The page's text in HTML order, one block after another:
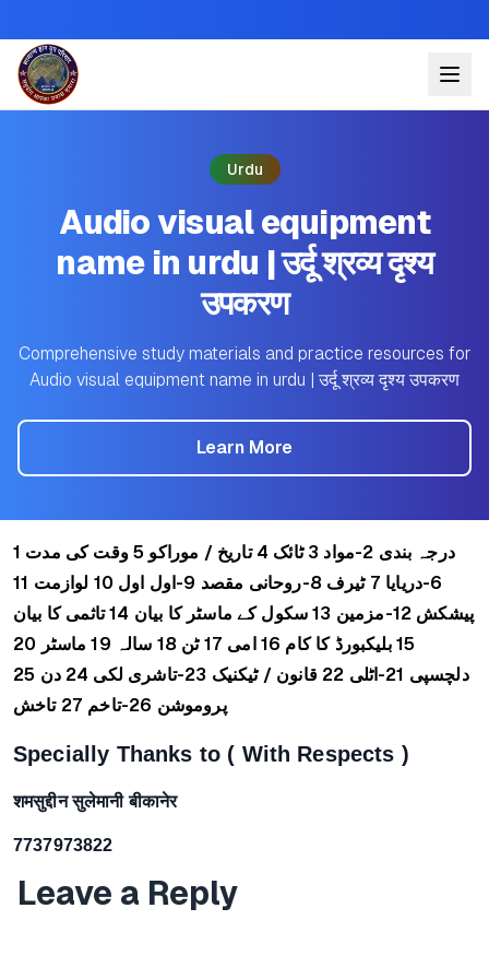
Urdu
Audio visual equipment
name in urdu | उर्दू श्रव्य दृश्य
उपकरण
Comprehensive study materials and practice resources for
Audio visual equipment name in urdu | उर्दू श्रव्य दृश्य उपकरण
Learn More
1 درجہ بندی 2-مواد 3 ٹائک 4 تاریخ / موراکو
5 وقت کی مدت
6-دریایا
7 ٹیرف 8-روحانی مقصد 9-اول اول 10 لوازمت
11
پیشکش 12-مزمین 13 سکول کے ماسٹر کا بیان
14 تاثمی کا بیان
15 بلیکبورڈ کا کام
16 امی 17 ٹن 18 سالہ 19 ماسٹر
20
دلچسپی 21-اٹلی 22 قانون / ٹیکنیک 23-تاشری لکی 24 دن
25
پروموشن 26-تاخم 27 تاخش
Specially Thanks to ( With Respects )
शमसुद्दीन सुलेमानी बीकानेर
7737973822
Leave a Reply